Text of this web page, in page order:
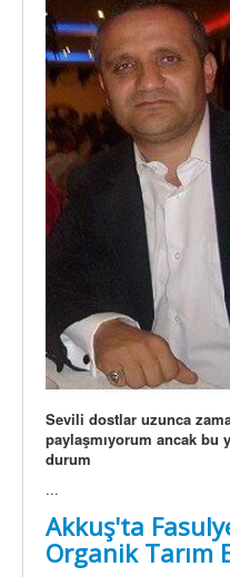
Sevili dostlar uzunca
paylaşmıyorum ancak bu
durum
...
Akkuş'ta
Organik Tarım